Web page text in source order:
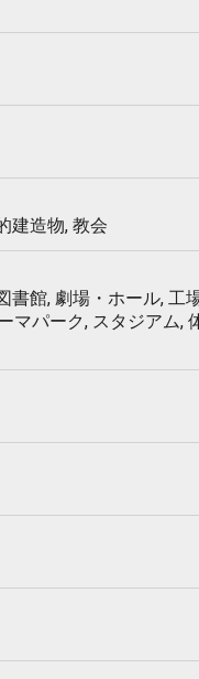
建造物, 教会
書館, 劇場・ホール, 工
マパーク, スタジアム,